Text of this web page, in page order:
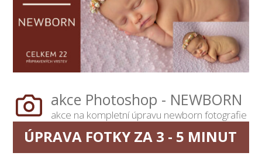
akce Photoshop - NEWBORN
akce na kompletní úpravu newborn fotografie
ÚPRAVA FOTKY ZA 3 - 5 MINUT